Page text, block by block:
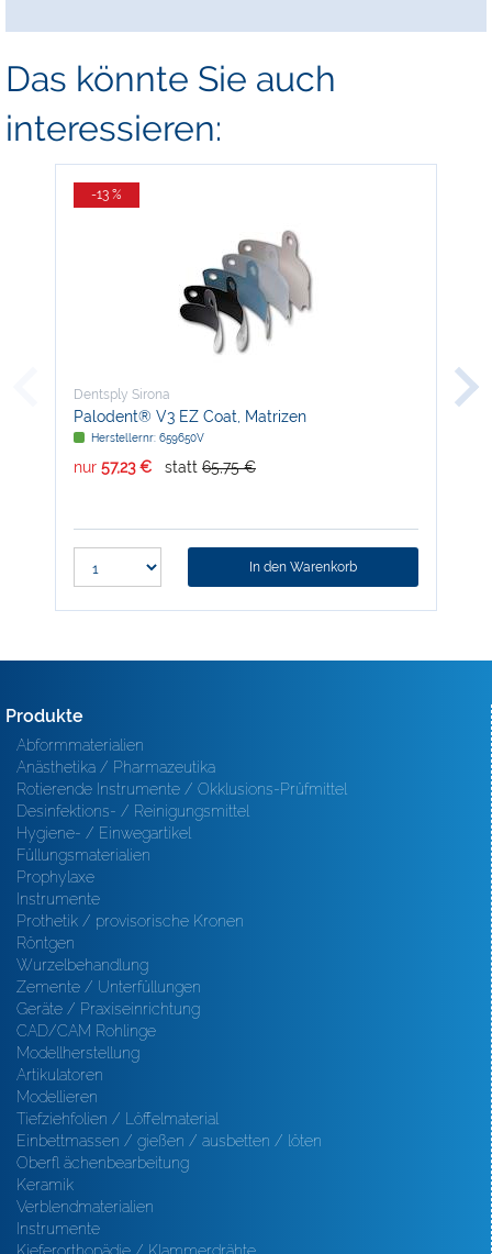
Das könnte Sie auch
interessieren:
-13 %
Dentsply Sirona
Palodent® V3 EZ Coat, Matrizen
Herstellernr: 659650V
nur 57,23 € statt 65,75 €
In den Warenkorb
Produkte
Abformmaterialien
Anästhetika / Pharmazeutika
Rotierende Instrumente / Okklusions-Prüfmittel
Desinfektions- / Reinigungsmittel
Hygiene- / Einwegartikel
Füllungsmaterialien
Prophylaxe
Instrumente
Prothetik / provisorische Kronen
Röntgen
Wurzelbehandlung
Zemente / Unterfüllungen
Geräte / Praxiseinrichtung
CAD/CAM Rohlinge
Modellherstellung
Artikulatoren
Modellieren
Tiefziehfolien / Löffelmaterial
Einbettmassen / gießen / ausbetten / löten
Oberfl ächenbearbeitung
Keramik
Verblendmaterialien
Instrumente